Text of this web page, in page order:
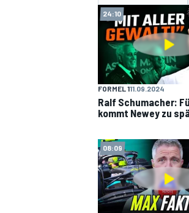
24:10
FORMEL 111.09.2024
Ralf Schumacher:
kommt Newey zu
08:09